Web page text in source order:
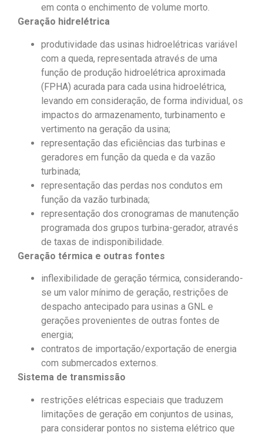
em conta o enchimento de volume morto.
Geração hidrelétrica
produtividade das usinas hidroelétricas variável
com a queda, representada através de uma
função de produção hidroelétrica aproximada
(FPHA) acurada para cada usina hidroelétrica,
levando em consideração, de forma individual, os
impactos do armazenamento, turbinamento e
vertimento na geração da usina;
representação das eficiências das turbinas e
geradores em função da queda e da vazão
turbinada;
representação das perdas nos condutos em
função da vazão turbinada;
representação dos cronogramas de manutenção
programada dos grupos turbina-gerador, através
de taxas de indisponibilidade.
Geração térmica e outras fontes
inflexibilidade de geração térmica, considerando-
se um valor mínimo de geração, restrições de
despacho antecipado para usinas a GNL e
gerações provenientes de outras fontes de
energia;
contratos de importação/exportação de energia
com submercados externos.
Sistema de transmissão
restrições elétricas especiais que traduzem
limitações de geração em conjuntos de usinas,
para considerar pontos no sistema elétrico que